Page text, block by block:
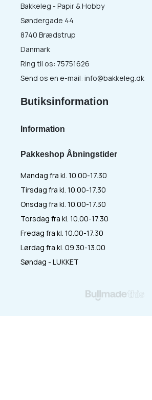
Pakkeshop Åbningstider
Mandag fra kl. 10.00-17.30
Tirsdag fra kl. 10.00-17.30
Onsdag fra kl. 10.00-17.30
Torsdag fra kl. 10.00-17.30
Fredag fra kl. 10.00-17.30
Lørdag fra kl. 09.30-13.00
Søndag - LUKKET
Bakkeleg - Papir & Hobby
Søndergade 44
8740 Brædstrup
Danmark
Ring til os: 75751626
Send os en e-mail: info@bakkeleg.dk
Butiksinformation
Information